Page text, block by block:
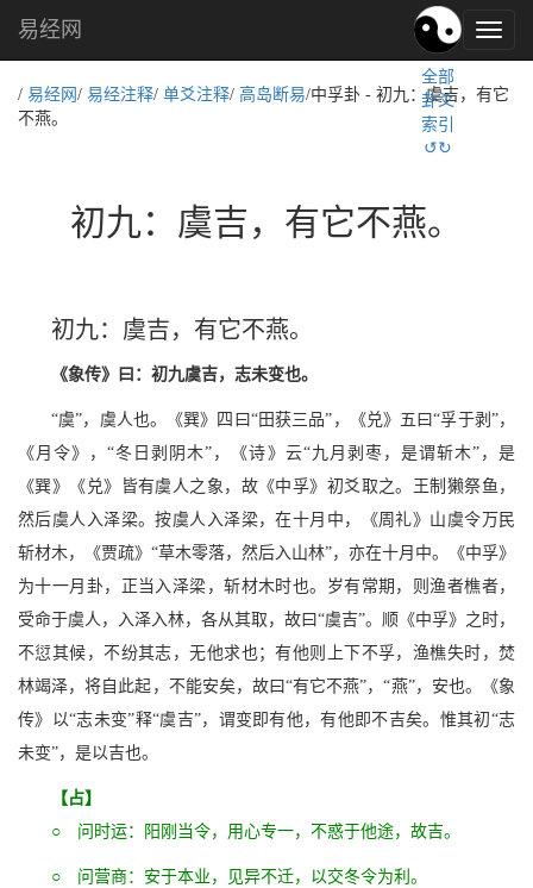
易
经
化,
易经网
全部
卦爻
索引
↺↻
/ 易经网 / 易经注释/ 单爻注释/ 高岛断易/中孚卦 - 初九：虞吉，有它
不燕。
初九：虞吉，有它不燕。
初九：虞吉，有它不燕。
《象传》曰：初九虞吉，志未变也。
“虞”，虞人也。《巽》四曰“田获三品”，《兑》五曰“孚于剥”，
《月令》，“冬日剥阴木”，《诗》云“九月剥枣，是谓斩木”，是
《巽》《兑》皆有虞人之象，故《中孚》初爻取之。王制獭祭鱼，
然后虞人入泽梁。按虞人入泽梁，在十月中，《周礼》山虞令万民
斩材木，《贾疏》“草木零落，然后入山林”，亦在十月中。《中孚》
为十一月卦，正当入泽梁，斩材木时也。岁有常期，则渔者樵者，
受命于虞人，入泽入林，各从其取，故曰“虞吉”。顺《中孚》之时，
不愆其候，不纷其志，无他求也；有他则上下不孚，渔樵失时，焚
林竭泽，将自此起，不能安矣，故曰“有它不燕”，“燕”，安也。《象
传》以“志未变”释“虞吉”，谓变即有他，有他即不吉矣。惟其初“志
未变”，是以吉也。
【占】
○ 问时运：阳刚当令，用心专一，不惑于他途，故吉。
○ 问营商：安于本业，见异不迁，以交冬令为利。